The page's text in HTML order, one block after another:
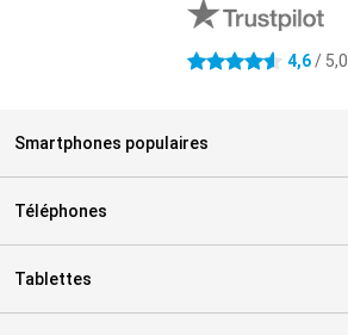
4.6 étoiles 4,6/ 5,0
Smartphones populaires
Téléphones
Tablettes